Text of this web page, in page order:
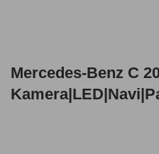
Mercedes-Benz C